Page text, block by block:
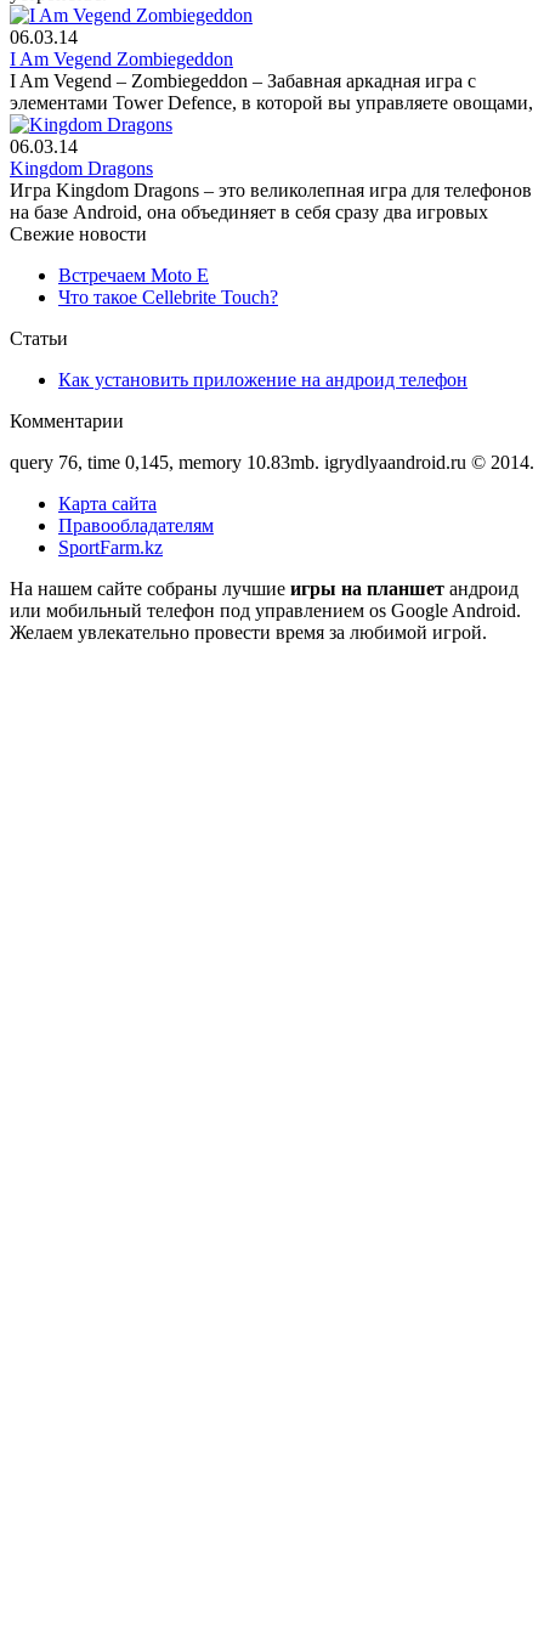
06.03.14
I Am Vegend Zombiegeddon
I Am Vegend – Zombiegeddon – Забавная аркадная игра с
элементами Tower Defence, в которой вы управляете овощами,
06.03.14
Kingdom Dragons
Игра Kingdom Dragons – это великолепная игра для телефонов
на базе Android, она объединяет в себя сразу два игровых
Свежие новости
Встречаем Moto E
Что такое Cellebrite Touch?
Статьи
Как установить приложение на андроид телефон
Комментарии
query 76, time 0,145, memory 10.83mb. igrydlyaandroid.ru © 2014.
Карта сайта
Правообладателям
SportFarm.kz
На нашем сайте собраны лучшие игры на планшет андроид
или мобильный телефон под управлением os Google Android.
Желаем увлекательно провести время за любимой игрой.